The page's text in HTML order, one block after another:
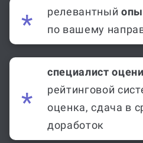
релевантный
по вашему
специалист
рейтинговой
оценка, сдача в
доработок